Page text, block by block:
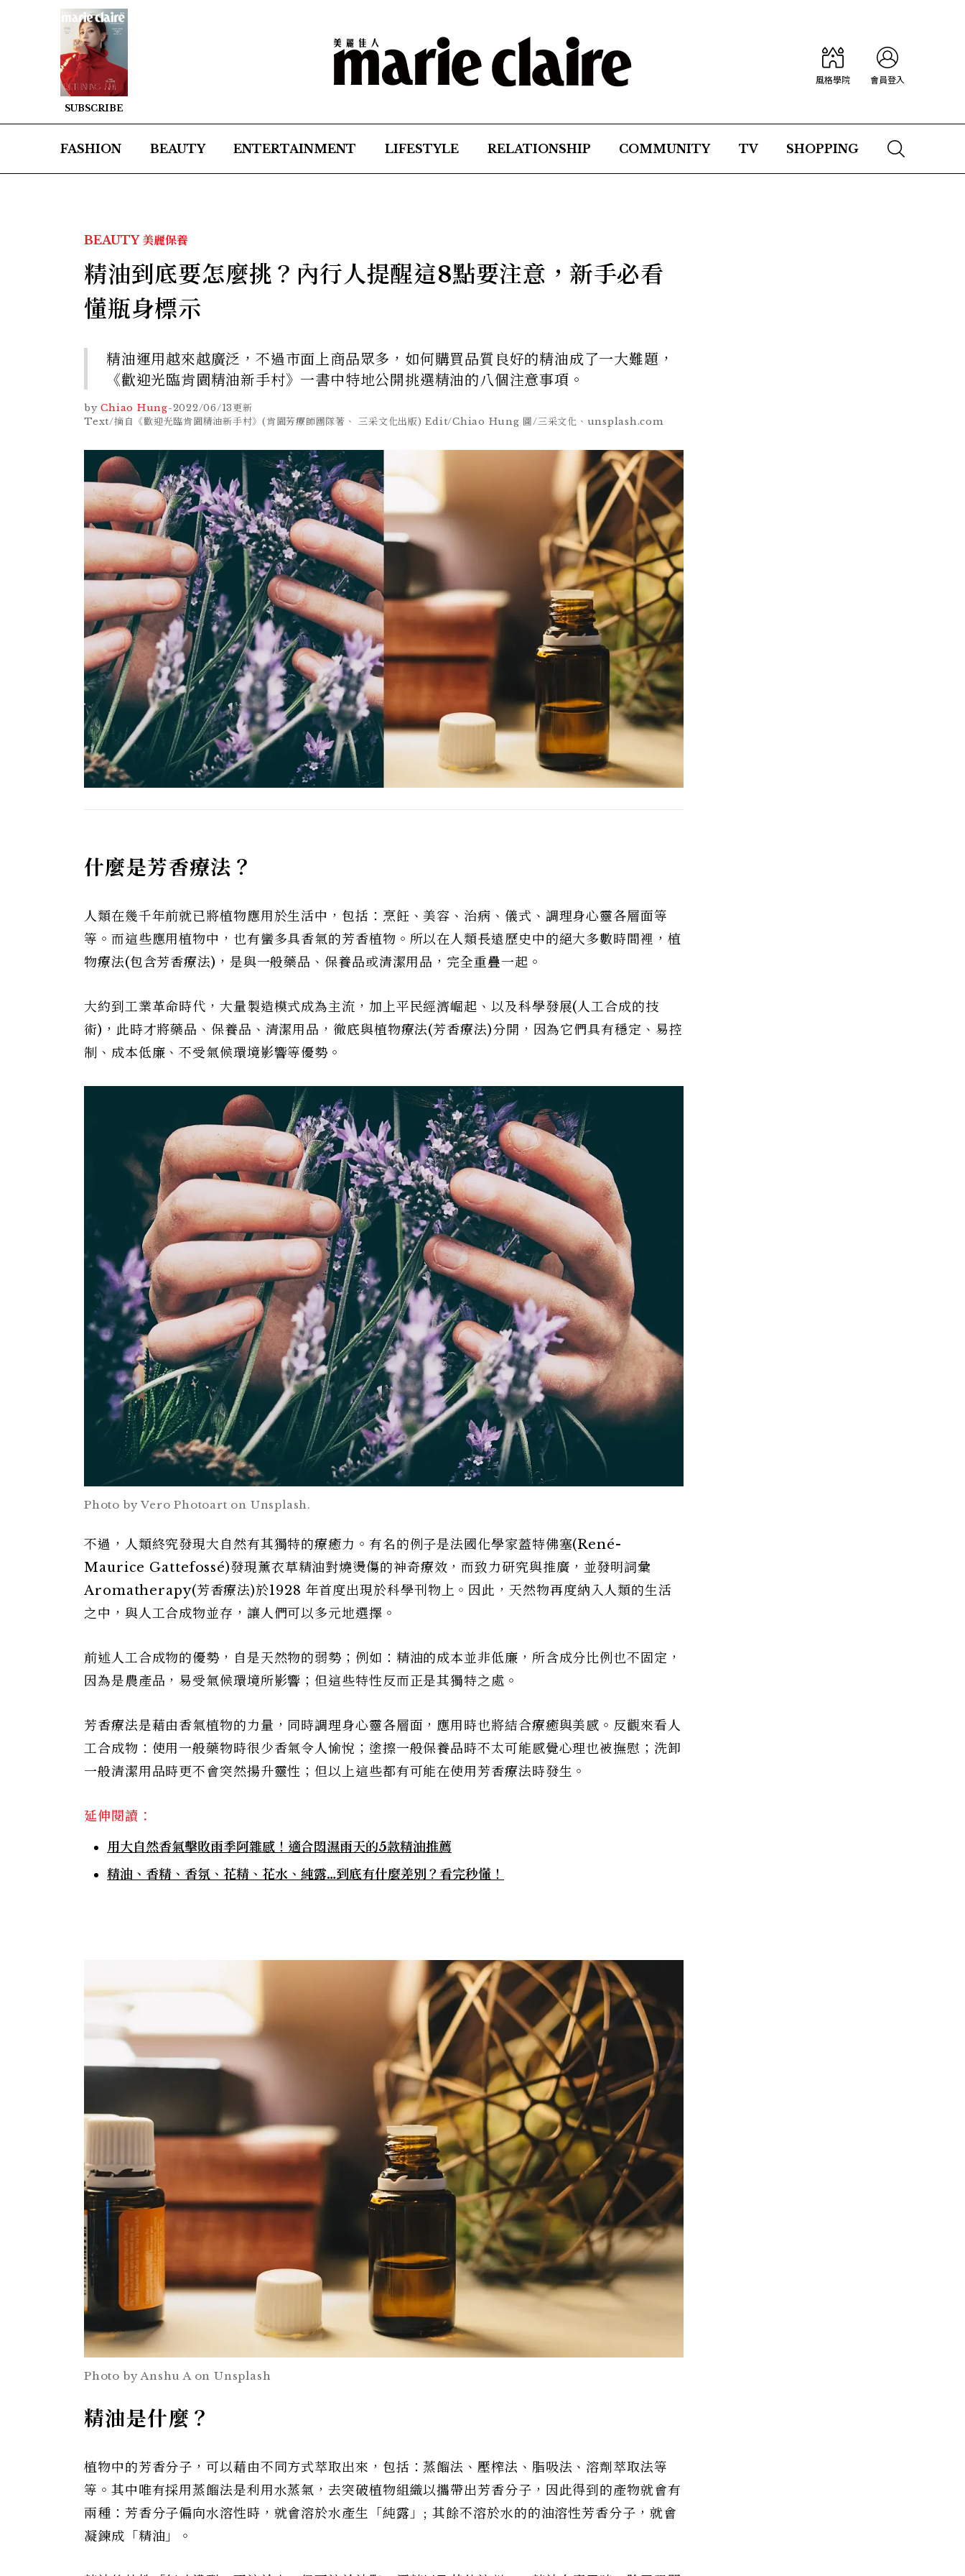
SUBSCRIBE
風格學院 會員登入
FASHION BEAUTY ENTERTAINMENT LIFESTYLE RELATIONSHIP COMMUNITY TV SHOPPING
BEAUTY 美麗保養
精油到底要怎麼挑？內行人提醒這8點要注意，新手必看
懂瓶身標示
精油運用越來越廣泛，不過市面上商品眾多，如何購買品質良好的精油成了一大難題，
《歡迎光臨肯園精油新手村》一書中特地公開挑選精油的八個注意事項。
by Chiao Hung-2022/06/13更新
Text/摘自《歡迎光臨肯園精油新手村》(肯園芳療師團隊著、 三采文化出版) Edit/Chiao Hung 圖/三采文化、unsplash.com
什麼是芳香療法？
人類在幾千年前就已將植物應用於生活中，包括：烹飪、美容、治病、儀式、調理身心靈各層面等
等。而這些應用植物中，也有蠻多具香氣的芳香植物。所以在人類長遠歷史中的絕大多數時間裡，植
物療法(包含芳香療法)，是與一般藥品、保養品或清潔用品，完全重疊一起。
大約到工業革命時代，大量製造模式成為主流，加上平民經濟崛起、以及科學發展(人工合成的技
術)，此時才將藥品、保養品、清潔用品，徹底與植物療法(芳香療法)分開，因為它們具有穩定、易控
制、成本低廉、不受氣候環境影響等優勢。
Photo by Vero Photoart on Unsplash.
不過，人類終究發現大自然有其獨特的療癒力。有名的例子是法國化學家蓋特佛塞(René-
Maurice Gattefossé)發現薰衣草精油對燒燙傷的神奇療效，而致力研究與推廣，並發明詞彙
Aromatherapy(芳香療法)於1928 年首度出現於科學刊物上。因此，天然物再度納入人類的生活
之中，與人工合成物並存，讓人們可以多元地選擇。
前述人工合成物的優勢，自是天然物的弱勢；例如：精油的成本並非低廉，所含成分比例也不固定，
因為是農產品，易受氣候環境所影響；但這些特性反而正是其獨特之處。
芳香療法是藉由香氣植物的力量，同時調理身心靈各層面，應用時也將結合療癒與美感。反觀來看人
工合成物：使用一般藥物時很少香氣令人愉悅；塗擦一般保養品時不太可能感覺心理也被撫慰；洗卸
一般清潔用品時更不會突然揚升靈性；但以上這些都有可能在使用芳香療法時發生。
延伸閱讀：
用大自然香氣擊敗雨季阿雜感！適合悶濕雨天的5款精油推薦
精油、香精、香氛、花精、花水、純露…到底有什麼差別？看完秒懂！
Photo by Anshu A on Unsplash
精油是什麼？
植物中的芳香分子，可以藉由不同方式萃取出來，包括：蒸餾法、壓榨法、脂吸法、溶劑萃取法等
等。其中唯有採用蒸餾法是利用水蒸氣，去突破植物組織以攜帶出芳香分子，因此得到的產物就會有
兩種：芳香分子偏向水溶性時，就會溶於水產生「純露」; 其餘不溶於水的的油溶性芳香分子，就會
凝鍊成「精油」。